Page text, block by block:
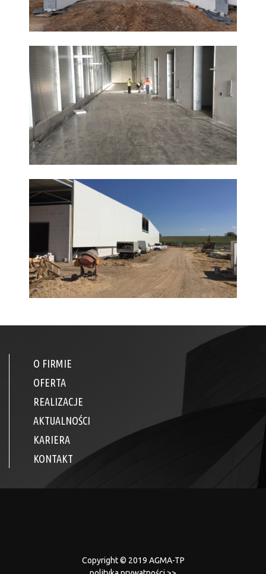
O FIRMIE
OFERTA
REALIZACJE
AKTUALNOŚCI
KARIERA
KONTAKT
Copyright © 2019 AGMA-TP